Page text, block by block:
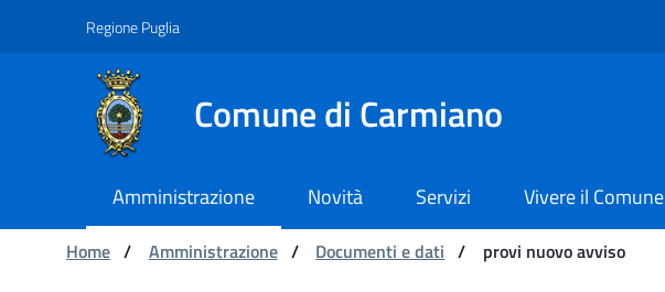
Navigazione
Salta al contenuto
Regione Puglia
Comune di Carmiano
Amministrazione Novità Servizi Vivere il Comune
Ti trovi in:
Home / Amministrazione / Documenti e dati / provi nuovo avviso